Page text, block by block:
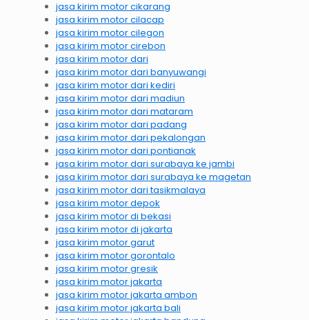
jasa kirim motor cikarang
jasa kirim motor cilacap
jasa kirim motor cilegon
jasa kirim motor cirebon
jasa kirim motor dari
jasa kirim motor dari banyuwangi
jasa kirim motor dari kediri
jasa kirim motor dari madiun
jasa kirim motor dari mataram
jasa kirim motor dari padang
jasa kirim motor dari pekalongan
jasa kirim motor dari pontianak
jasa kirim motor dari surabaya ke jambi
jasa kirim motor dari surabaya ke magetan
jasa kirim motor dari tasikmalaya
jasa kirim motor depok
jasa kirim motor di bekasi
jasa kirim motor di jakarta
jasa kirim motor garut
jasa kirim motor gorontalo
jasa kirim motor gresik
jasa kirim motor jakarta
jasa kirim motor jakarta ambon
jasa kirim motor jakarta bali